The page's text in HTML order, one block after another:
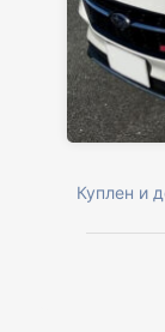
Куплен и